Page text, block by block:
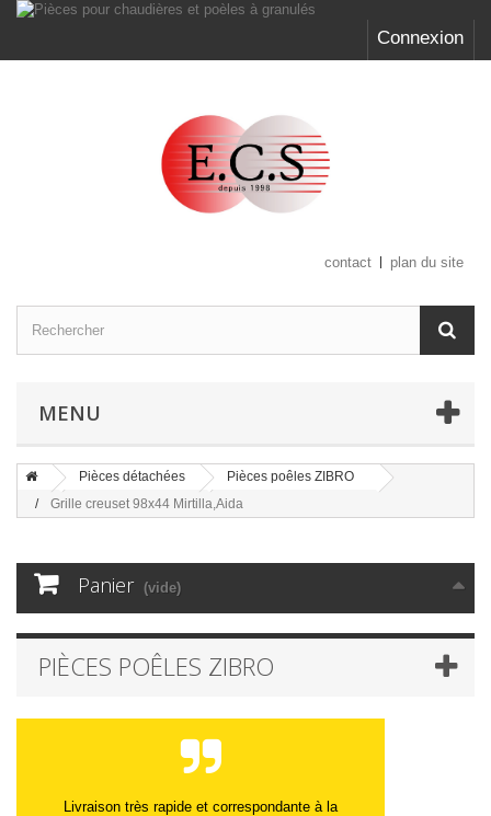
Connexion
contact plan du site
MENU
Pièces détachées
Pièces poêles ZIBRO
Grille creuset 98x44 Mirtilla,Aida
Panier (vide)
PIÈCES POÊLES ZIBRO
Livraison très rapide et correspondante à la